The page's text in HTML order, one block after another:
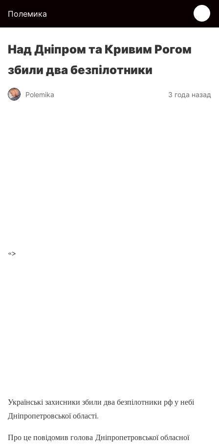
Полемика
Над Дніпром та Кривим Рогом
збили два безпілотники
Polemika 3 года назад
«>
Українські захисники збили два безпілотники рф у небі
Дніпропетровської області.
Про це повідомив голова Дніпропетровської обласної